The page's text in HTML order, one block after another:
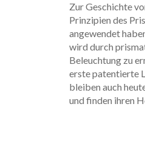
Zur Geschichte
Prinzipien des
angewendet
wird durch
Beleuchtung zu
erste patentierte
bleiben auch
und finden ihren